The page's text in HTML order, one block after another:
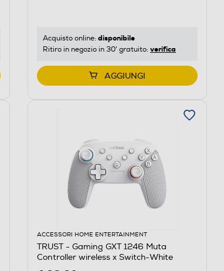
Acquisto online: disponibile
Ritiro in negozio in 30' gratuito: verifica
AGGIUNGI
ACCESSORI HOME ENTERTAINMENT
TRUST - Gaming GXT 1246 Muta
Controller wireless x Switch-White